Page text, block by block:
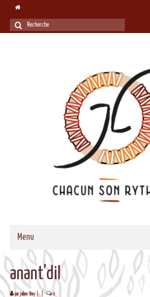
Rechercher
:
Menu
ACCUEIL
QUI SOMMES-NOUS
anant’dil
par juilien fihey | 0